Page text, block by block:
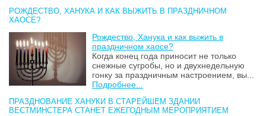
РОЖДЕСТВО, ХАНУКА И КАК ВЫЖИТЬ В ПРАЗДНИЧНОМ
ХАОСЕ?
Рождество, Ханука и как выжить в
праздничном хаосе?
Когда конец года приносит не только
снежные сугробы, но и двухнедельную
гонку за праздничным настроением, вы...
Подробнее...
ПРАЗДНОВАНИЕ ХАНУКИ В СТАРЕЙШЕМ ЗДАНИИ
ВЕСТМИНСТЕРА СТАНЕТ ЕЖЕГОДНЫМ МЕРОПРИЯТИЕМ